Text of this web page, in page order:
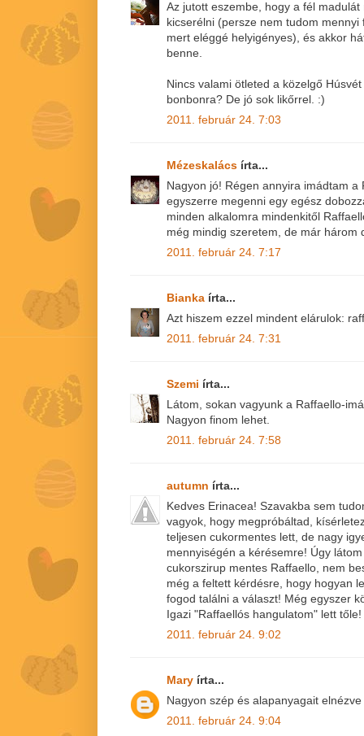
Az jutott eszembe, hogy a fél
kicserélni (persze nem tudom
mert eléggé helyigényes), és akkor
benne.
Nincs valami ötleted a közelgő
bonbonra? De jó sok likőrrel. :)
2011. február 24. 7:03
Mézeskalács írta...
Nagyon jó! Régen annyira imádtam
egyszerre megenni egy egész
minden alkalomra mindenkitől
még mindig szeretem, de már három
2011. február 24. 7:17
Bianka írta...
Azt hiszem ezzel mindent elárulok:
2011. február 24. 7:31
Szemi írta...
Látom, sokan vagyunk a Raffaello-
Nagyon finom lehet.
2011. február 24. 7:58
autumn írta...
Kedves Erinacea! Szavakba sem
vagyok, hogy megpróbáltad,
teljesen cukormentes lett, de nagy
mennyiségén a kérésemre! Úgy
cukorszirup mentes Raffaello, nem
még a feltett kérdésre, hogy hogyan
fogod találni a választ! Még egyszer
Igazi "Raffaellós hangulatom" lett
2011. február 24. 9:02
Mary írta...
Nagyon szép és alapanyagait
2011. február 24. 9:04